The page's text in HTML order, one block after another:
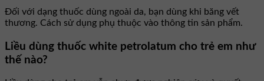
Đối với dạng thuốc dùng ngoài da, bạn dùng khi băng vết
thương. Cách sử dụng phụ thuộc vào thông tin sản phẩm.
Liều dùng thuốc white petrolatum cho trẻ em như
thế nào?